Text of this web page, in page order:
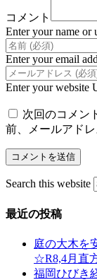
コメント
Enter your name or
Enter your email
Enter your website
次回のコメン
前、メールアドレ
Search this website
最近の投稿
庭の大木を
☆R8,4月直
福岡ひびき